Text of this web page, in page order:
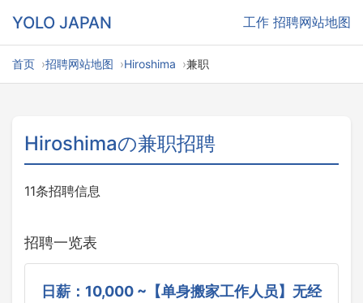
YOLO JAPAN 工作 招聘网站地图
首页 招聘网站地图 Hiroshima 兼职
Hiroshimaの兼职招聘
11条招聘信息
招聘一览表
日薪：10,000 ~【单身搬家工作人员】无经